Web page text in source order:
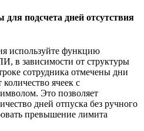
подсчета дней отсутствия
используйте функцию
зависимости от структуры
сотрудника отмечены дни
ячеек с
Это позволяет
дней отпуска без ручного
превышение лимита